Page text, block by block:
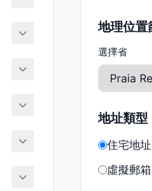
地理位置
選擇省
地址類型
住宅地址
虛擬郵箱